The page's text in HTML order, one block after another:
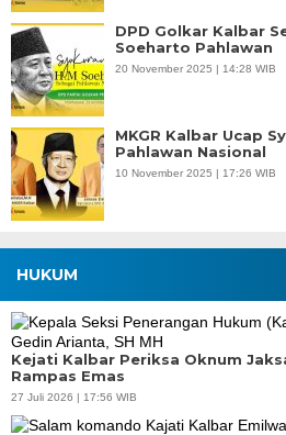
DPD Golkar Kalbar
Soeharto Pahlawan
20 November 2025 | 14:28 WIB
MKGR Kalbar Ucap
Pahlawan Nasional
10 November 2025 | 17:26 WIB
HUKUM
Kejati Kalbar Periksa Oknum
Rampas Emas
27 Juli 2026 | 17:56 WIB